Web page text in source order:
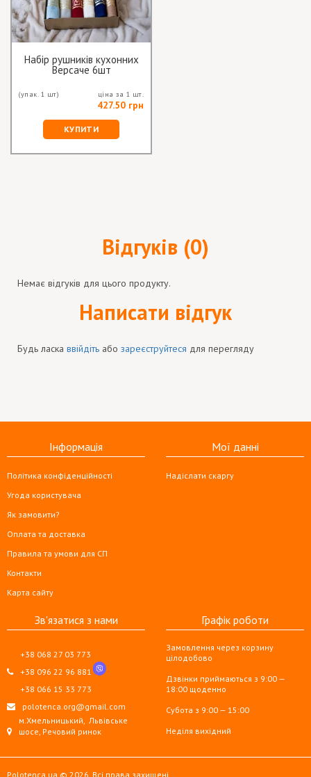
Набір рушників кухонних
Версаче 6шт
(упак. 1 шт) ціна за 1 шт.
427.50 грн
КУПИТИ
Відгуків (0)
Немає відгуків для цього продукту.
Написати відгук
Будь ласка ввійдіть або зареєструйтеся для перегляду
Інформація
Політика конфіденційності
Угода користувача
Як замовити?
Оплата та доставка
Правила та умови для СП
Контакти
Карта сайту
Мої данні
Надіслати скаргу
Зв'язатися з нами
+38 068 27 03 773
+38 096 22 96 881
+38 066 15 33 773
polotenca.org@gmail.com
м.Хмельницький, Львівське
шосе, Речовий ринок
Графік роботи
Замовлення через корзину
цілодобово
Дзвінки приймаються з 9:00 —
18:00 щоденно
Субота з 9:00 — 15:00
Неділя вихідний
Polotenca.ua © 2026. Всі права захищені.